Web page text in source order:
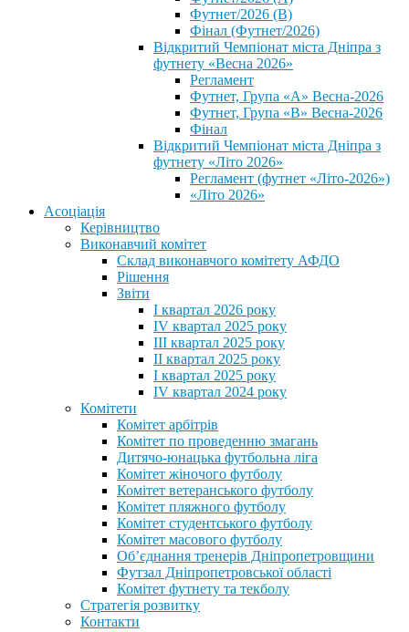
Футнет/2026 (В)
Фінал (Футнет/2026)
Відкритий Чемпіонат міста Дніпра з
футнету «Весна 2026»
Регламент
Футнет, Група «А» Весна-2026
Футнет, Група «В» Весна-2026
Фінал
Відкритий Чемпіонат міста Дніпра з
футнету «Літо 2026»
Регламент (футнет «Літо-2026»)
«Літо 2026»
Асоціація
Керівництво
Виконавчий комітет
Склад виконавчого комітету АФДО
Рішення
Звіти
I квартал 2026 року
IV квартал 2025 року
III квартал 2025 року
II квартал 2025 року
I квартал 2025 року
IV квартал 2024 року
Комітети
Комітет арбітрів
Комітет по проведенню змагань
Дитячо-юнацька футбольна ліга
Комітет жіночого футболу
Комітет ветеранського футболу
Комітет пляжного футболу
Комітет студентського футболу
Комітет масового футболу
Обʼєднання тренерів Дніпропетровщини
Футзал Дніпропетровської області
Комітет футнету та текболу
Стратегія розвитку
Контакти